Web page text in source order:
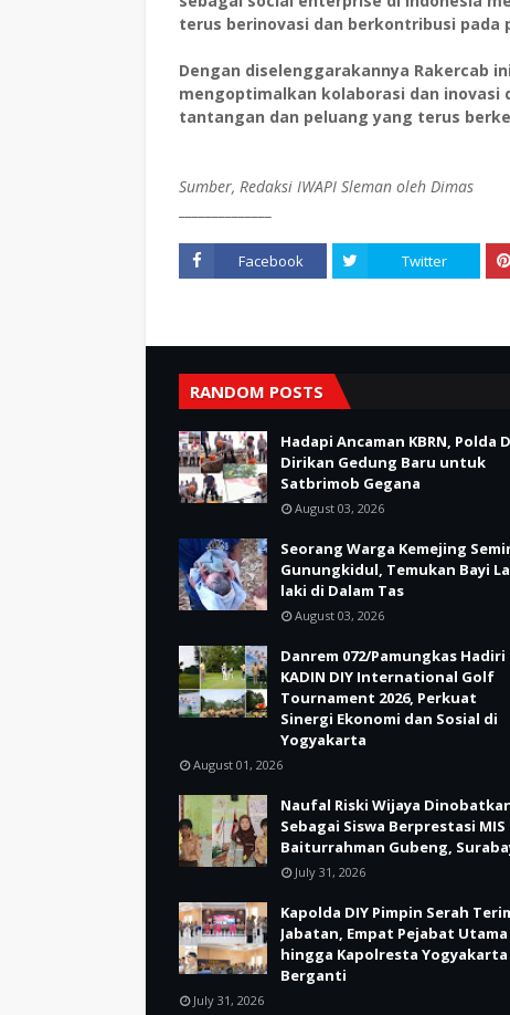
terus berinovasi dan berkontribusi pada
Dengan diselenggarakannya Rakercab
mengoptimalkan kolaborasi dan
tantangan dan peluang yang terus
Sumber, Redaksi IWAPI Sleman oleh Dimas
Facebook Twitter
RANDOM POSTS
Hadapi Ancaman KBRN, Polda
Dirikan Gedung Baru untuk
Satbrimob Gegana
August 03, 2026
Seorang Warga Kemejing
Gunungkidul, Temukan Bayi
laki di Dalam Tas
August 03, 2026
Danrem 072/Pamungkas Hadiri
KADIN DIY International Golf
Tournament 2026, Perkuat
Sinergi Ekonomi dan Sosial di
Yogyakarta
August 01, 2026
Naufal Riski Wijaya
Sebagai Siswa Berprestasi MIS
Baiturrahman Gubeng,
July 31, 2026
Kapolda DIY Pimpin Serah
Jabatan, Empat Pejabat Utama
hingga Kapolresta Yogyakarta
Berganti
July 31, 2026